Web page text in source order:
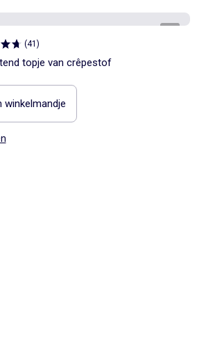
(41 )
topje van crêpestof
winkelmandje